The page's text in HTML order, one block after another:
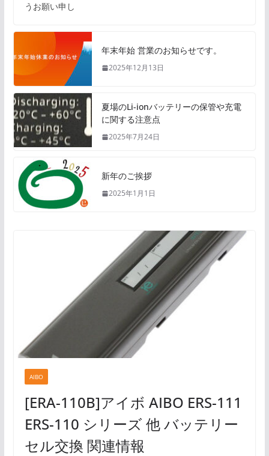
うお願い申し
年末年始 営業のお知らせです。
2025年12月13日
夏場のLi-ionバッテリーの保管や充電
に関する注意点
2025年7月24日
新年のご挨拶
2025年1月1日
AIBO
[ERA-110B]アイボ AIBO ERS-111
ERS-110 シリーズ 他 バッテリー
セル交換 関連情報